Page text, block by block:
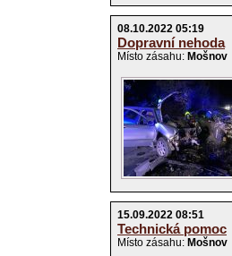
08.10.2022 05:19
Dopravní nehoda
Místo zásahu: Mošnov
15.09.2022 08:51
Technická pomoc
Místo zásahu: Mošnov